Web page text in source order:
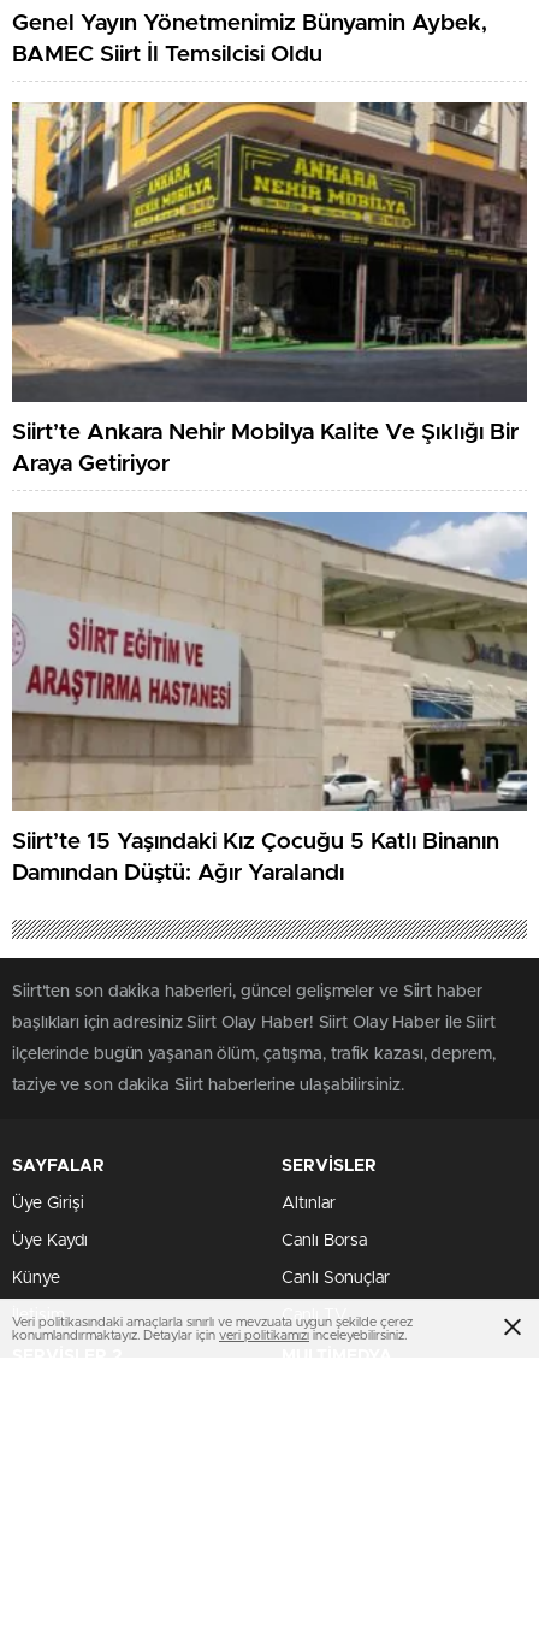
Genel Yayın Yönetmenimiz Bünyamin Aybek,
BAMEC Siirt İl Temsilcisi Oldu
Siirt’te Ankara Nehir Mobilya Kalite Ve Şıklığı Bir
Araya Getiriyor
Siirt’te 15 Yaşındaki Kız Çocuğu 5 Katlı Binanın
Damından Düştü: Ağır Yaralandı
Siirt'ten son dakika haberleri, güncel gelişmeler ve Siirt haber
başlıkları için adresiniz Siirt Olay Haber! Siirt Olay Haber ile Siirt
ilçelerinde bugün yaşanan ölüm, çatışma, trafik kazası, deprem,
taziye ve son dakika Siirt haberlerine ulaşabilirsiniz.
SAYFALAR
Üye Girişi
Üye Kaydı
Künye
İletişim
SERVİSLER
Altınlar
Canlı Borsa
Canlı Sonuçlar
Canlı TV
Veri politikasındaki amaçlarla sınırlı ve mevzuata uygun şekilde çerez
konumlandırmaktayız. Detaylar için veri politikamızı inceleyebilirsiniz.